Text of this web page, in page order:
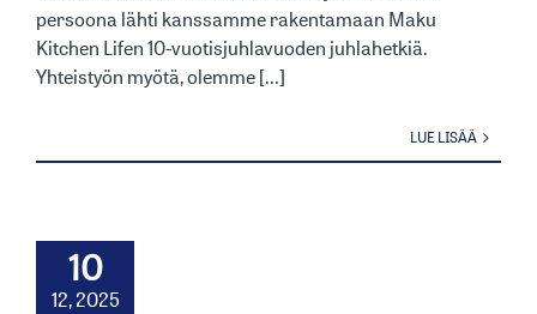
persoona lähti kanssamme rakentamaan Maku
Kitchen Lifen 10-vuotisjuhlavuoden juhlahetkiä.
Yhteistyön myötä, olemme [...]
LUE LISÄÄ
10
12, 2025